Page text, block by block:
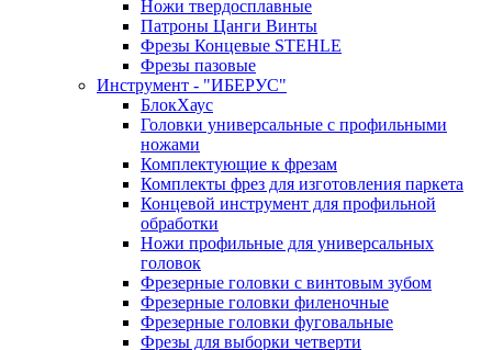
Ножи твердосплавные
Патроны Цанги Винты
Фрезы Концевые STEHLE
Фрезы пазовые
Инструмент - "ИБЕРУС"
БлокХаус
Головки универсальные с профильными
ножами
Комплектующие к фрезам
Комплекты фрез для изготовления паркета
Концевой инструмент для профильной
обработки
Ножи профильные для универсальных
головок
Фрезерные головки с винтовым зубом
Фрезерные головки филеночные
Фрезерные головки фуговальные
Фрезы для выборки четверти